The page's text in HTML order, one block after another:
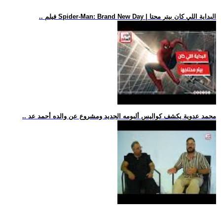
.. فيلم Spider-Man: Brand New Day | البداية اللي كان بيتر محتا
.. محمد عدوية يكشف كواليس ألبومه الجديد ومشروع عن والده أحمد عد